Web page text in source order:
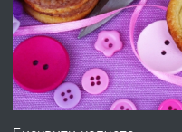
ПРЕДЛАГА